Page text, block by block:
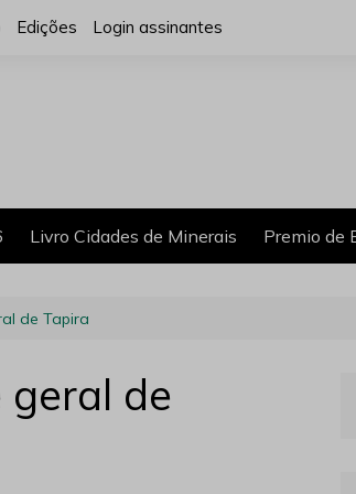
Edições Login assinantes
Livro Cidades de Minerais Premio de
de Tapira
de